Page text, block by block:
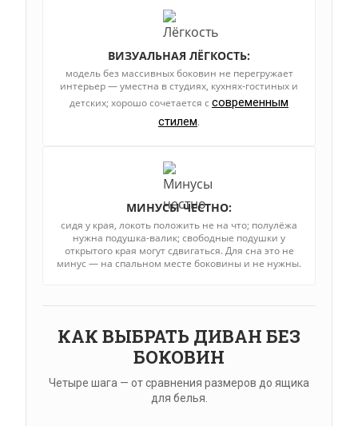
ВИЗУАЛЬНАЯ ЛЁГКОСТЬ:
модель без массивных боковин не перегружает
интерьер — уместна в студиях, кухнях-гостиных и
детских; хорошо сочетается с современным
стилем.
МИНУСЫ ЧЕСТНО:
сидя у края, локоть положить не на что; полулёжа
нужна подушка-валик; свободные подушки у
открытого края могут сдвигаться. Для сна это не
минус — на спальном месте боковины и не нужны.
КАК ВЫБРАТЬ ДИВАН БЕЗ
БОКОВИН
Четыре шага — от сравнения размеров до ящика
для белья.